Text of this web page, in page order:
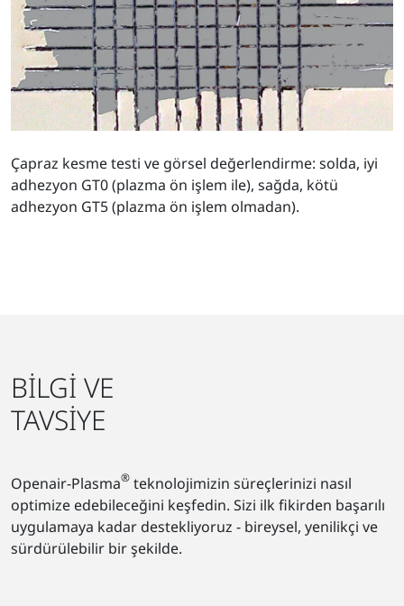
Çapraz kesme testi ve görsel değerlendirme: solda, iyi
adhezyon GT0 (plazma ön işlem ile), sağda, kötü
adhezyon GT5 (plazma ön işlem olmadan).
BILGI VE
TAVSIYE
Openair-Plasma® teknolojimizin süreçlerinizi nasıl
optimize edebileceğini keşfedin. Sizi ilk fikirden başarılı
uygulamaya kadar destekliyoruz - bireysel, yenilikçi ve
sürdürülebilir bir şekilde.